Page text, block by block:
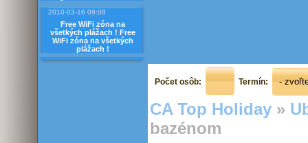
2010-03-16 09:08
Free WiFi zóna na
všetkých plážach ! Free
WiFi zóna na všetkých
plážach !
Počet osôb: Termín:
CA Top Holiday »
bazénom